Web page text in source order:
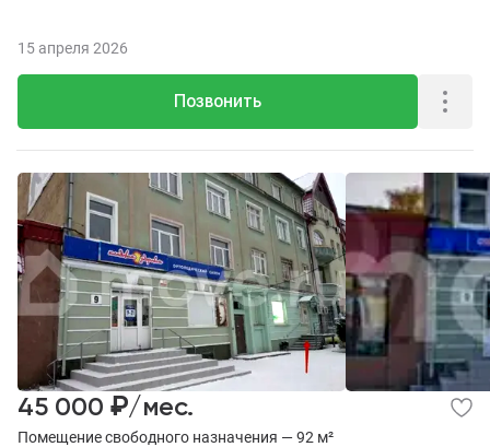
Позвонить
15 апреля 2026
Помещение свободного назначения — 92 м²
45 000 ₽/мес.